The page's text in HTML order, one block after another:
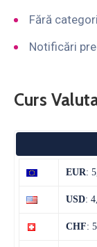
Fără
Notificări
Curs
EUR:
USD:
CHF: